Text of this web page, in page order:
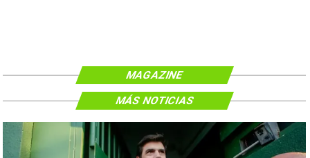
MAGAZINE
MÁS NOTICIAS